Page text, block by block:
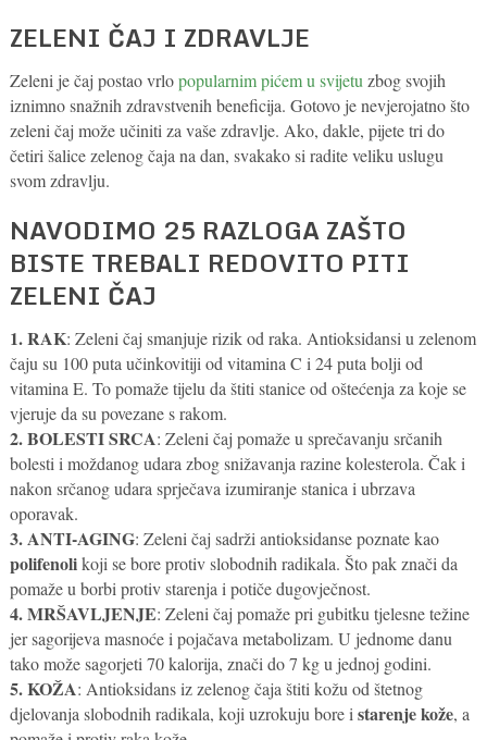
ZELENI ČAJ I ZDRAVLJE
Zeleni je čaj postao vrlopopularnim pićem u svijetu zbog svojih
iznimno snažnih zdravstvenih beneficija. Gotovo je nevjerojatno što
zeleni čaj može učiniti za vaše zdravlje. Ako, dakle, pijete tri do
četiri šalice zelenog čaja na dan, svakako si radite veliku uslugu
svom zdravlju.
NAVODIMO 25 RAZLOGA ZAŠTO
BISTE TREBALI REDOVITO PITI
ZELENI ČAJ
1. RAK: Zeleni čaj smanjuje rizik od raka. Antioksidansi u zelenom
čaju su 100 puta učinkovitiji od vitamina C i 24 puta bolji od
vitamina E. To pomaže tijelu da štiti stanice od oštećenja za koje se
vjeruje da su povezane s rakom.
2. BOLESTI SRCA: Zeleni čaj pomaže u sprečavanju srčanih
bolesti i moždanog udara zbog snižavanja razine kolesterola. Čak i
nakon srčanog udara sprječava izumiranje stanica i ubrzava
oporavak.
3. ANTI-AGING: Zeleni čaj sadrži antioksidanse poznate kao
polifenolikoji se bore protiv slobodnih radikala. Što pak znači da
pomaže u borbi protiv starenja i potiče dugovječnost.
4. MRŠAVLJENJE: Zeleni čaj pomaže pri gubitku tjelesne težine
jer sagorijeva masnoće i pojačava metabolizam. U jednome danu
tako može sagorjeti 70 kalorija, znači do 7 kg u jednoj godini.
5. KOŽA: Antioksidans iz zelenog čaja štiti kožu od štetnog
djelovanja slobodnih radikala, koji uzrokuju bore i starenje kože, a